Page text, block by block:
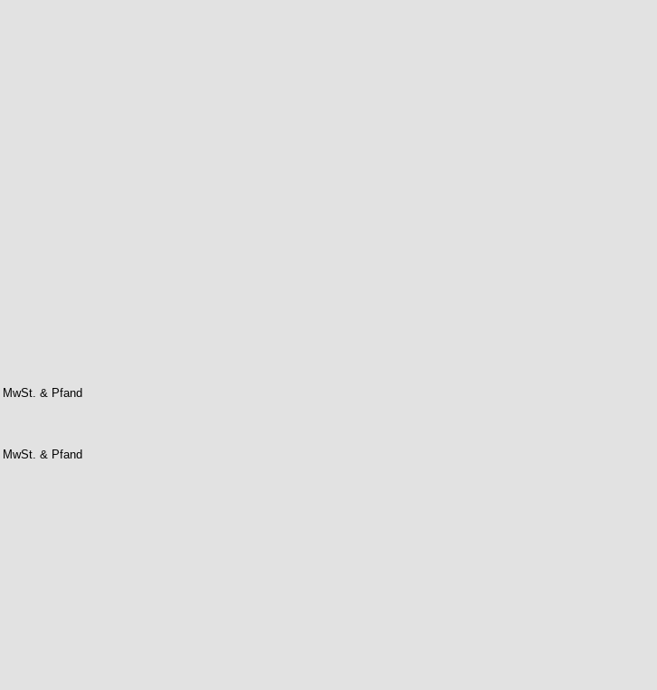
& Pfand
& Pfand